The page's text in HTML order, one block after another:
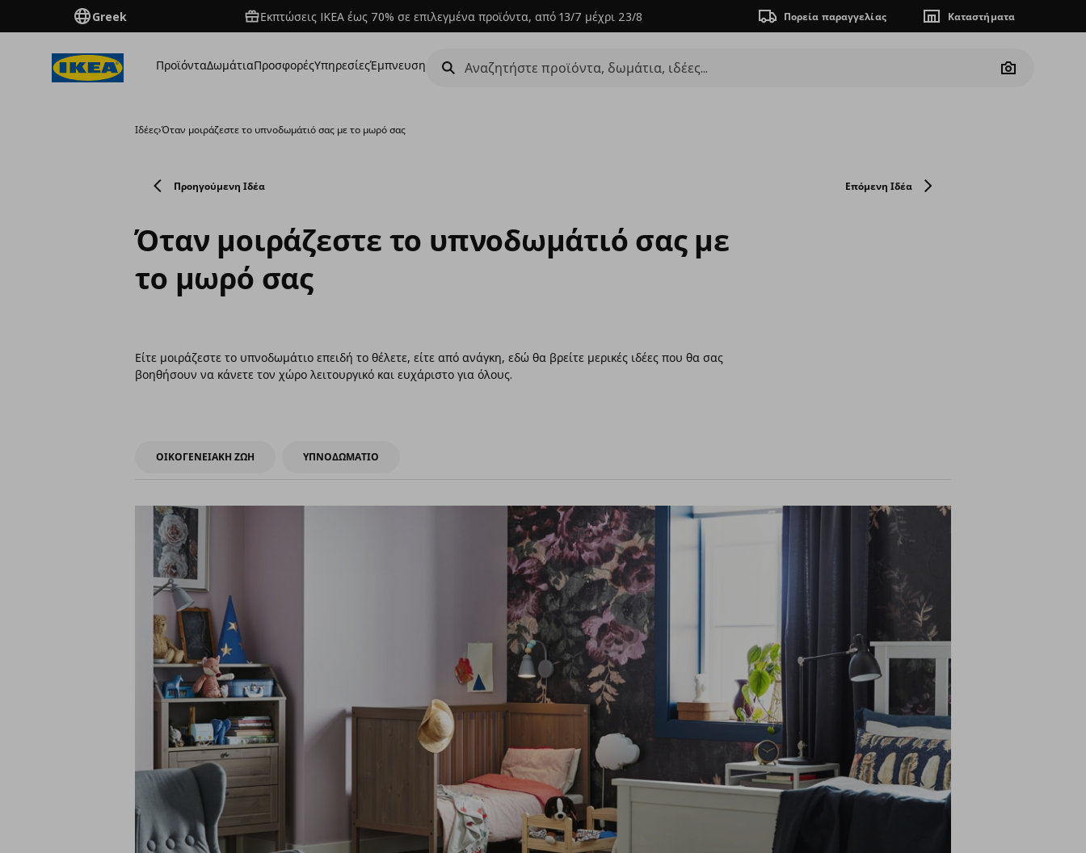
Greek Εκπτώσεις IKEA έως 70% σε επιλεγμένα προϊόντα, από 13/7 μέχρι 23/8 Πορεία παραγγελίας Καταστήματα
ΠροϊόνταΔωμάτιαΠροσφορέςΥπηρεσίεςΈμπνευση
Camera
Ιδέες›Όταν μοιράζεστε το υπνοδωμάτιό σας με το μωρό σας
Προηγούμενη Ιδέα Επόμενη Ιδέα
Όταν μοιράζεστε το υπνοδωμάτιό σας με
το μωρό σας
Είτε μοιράζεστε το υπνοδωμάτιο επειδή το θέλετε, είτε από ανάγκη, εδώ θα βρείτε μερικές ιδέες που θα σας
βοηθήσουν να κάνετε τον χώρο λειτουργικό και ευχάριστο για όλους.
ΟΙΚΟΓΕΝΕΙΑΚΗ ΖΩΗ ΥΠΝΟΔΩΜΑΤΙΟ